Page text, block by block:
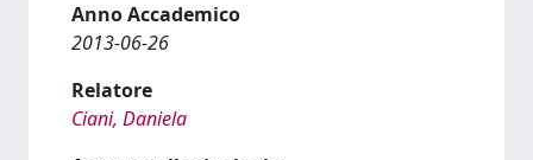
Anno Accademico
2013-06-26
Relatore
Ciani, Daniela